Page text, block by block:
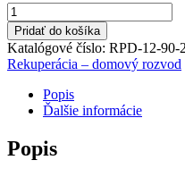
množstvo
Jednostranný
dvojradový
rozdeľovač
Ø
90
Pridať do košíka
Katalógové číslo: RPD-12-90-
Rekuperácia – domový rozvod
Popis
Ďalšie informácie
Popis